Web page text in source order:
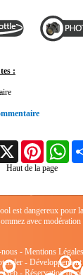
:
X Pinterest
Haut de la page
est dangereux pour
avec modération
- Mentions Légales
- Développement
Web- Réservation de